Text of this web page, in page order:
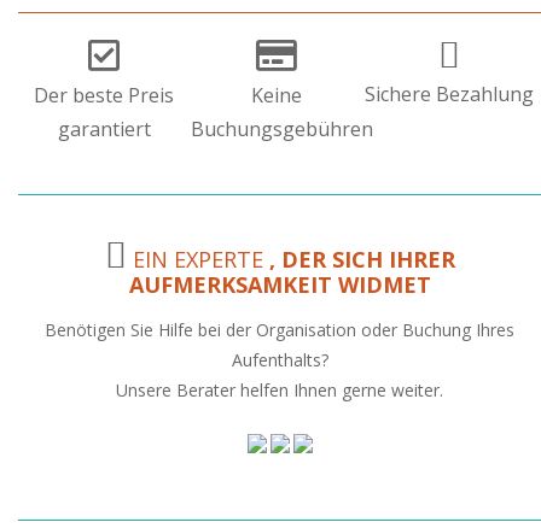
Der beste Preis
garantiert
Keine
Buchungsgebühren
Sichere Bezahlung
EIN EXPERTE , DER SICH IHRER
AUFMERKSAMKEIT WIDMET
Benötigen Sie Hilfe bei der Organisation oder Buchung Ihres
Aufenthalts?
Unsere Berater helfen Ihnen gerne weiter.